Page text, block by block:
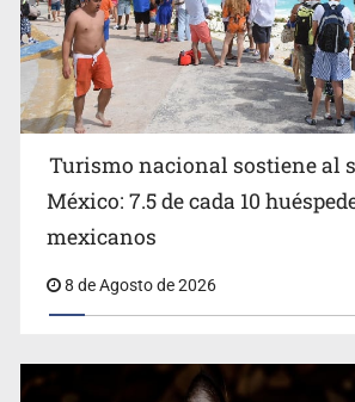
Belinda se corona como la más bella
Turismo nacional sostiene al
México: 7.5 de cada 10
mexicanos
8 de Agosto de 2026